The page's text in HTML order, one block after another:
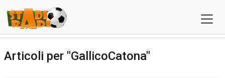
Articoli per "GallicoCatona"